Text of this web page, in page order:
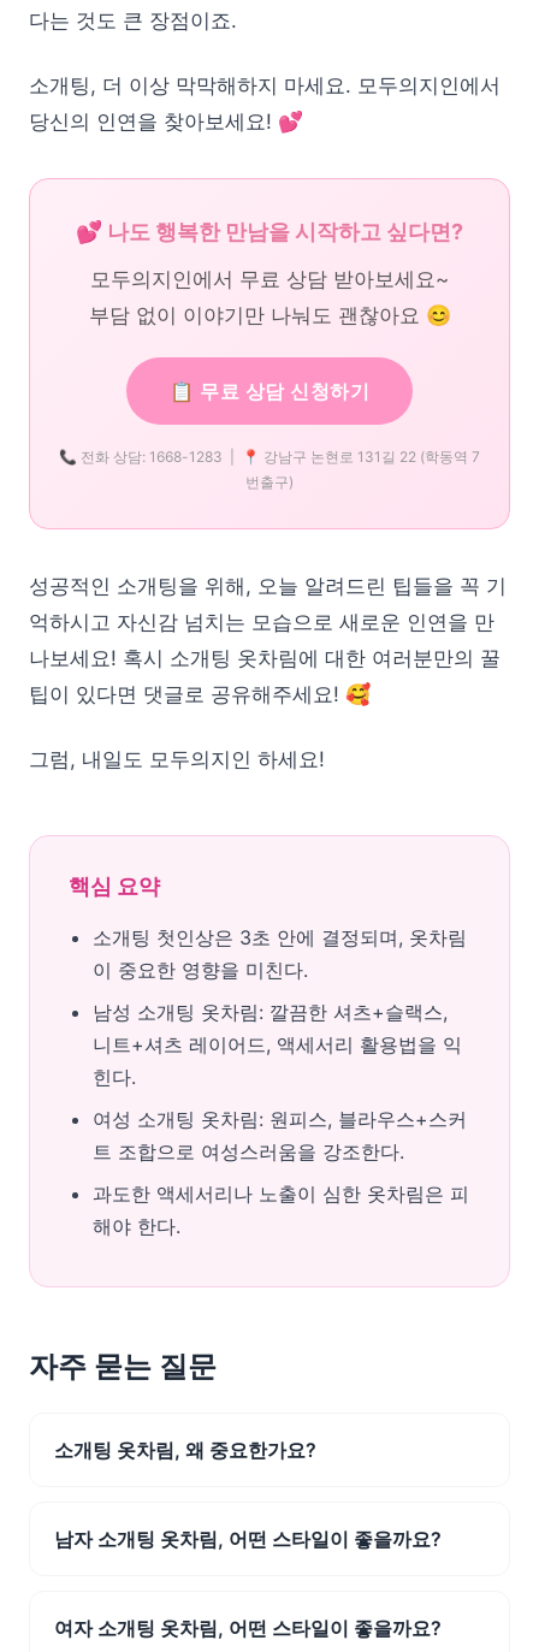
다는 것도 큰 장점이죠.
소개팅, 더 이상 막막해하지 마세요. 모두의지인에서
당신의 인연을 찾아보세요! 💕
💕 나도 행복한 만남을 시작하고 싶다면?
모두의지인에서 무료 상담 받아보세요~
부담 없이 이야기만 나눠도 괜찮아요 😊
📋 무료 상담 신청하기
📞 전화 상담: 1668-1283 | 📍 강남구 논현로 131길 22 (학동역 7
번출구)
성공적인 소개팅을 위해, 오늘 알려드린 팁들을 꼭 기
억하시고 자신감 넘치는 모습으로 새로운 인연을 만
나보세요! 혹시 소개팅 옷차림에 대한 여러분만의 꿀
팁이 있다면 댓글로 공유해주세요! 🥰
그럼, 내일도 모두의지인 하세요!
핵심 요약
소개팅 첫인상은 3초 안에 결정되며, 옷차림
이 중요한 영향을 미친다.
남성 소개팅 옷차림: 깔끔한 셔츠+슬랙스,
니트+셔츠 레이어드, 액세서리 활용법을 익
힌다.
여성 소개팅 옷차림: 원피스, 블라우스+스커
트 조합으로 여성스러움을 강조한다.
과도한 액세서리나 노출이 심한 옷차림은 피
해야 한다.
자주 묻는 질문
소개팅 옷차림, 왜 중요한가요?
남자 소개팅 옷차림, 어떤 스타일이 좋을까요?
여자 소개팅 옷차림, 어떤 스타일이 좋을까요?